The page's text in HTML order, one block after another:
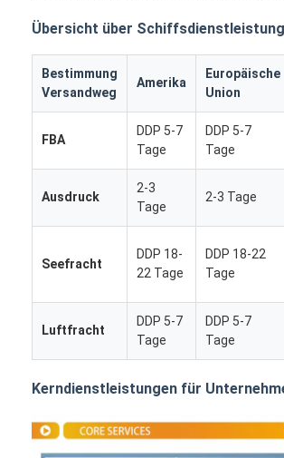
Übersicht über
Bestimmung
Versandweg
Amerika
Europäische
Union
FBA
DDP 5-7
Tage
DDP 5-7
Tage
Ausdruck
2-3
Tage
2-3 Tage
Seefracht
DDP 18-
22 Tage
DDP 18-22
Tage
Luftfracht
DDP 5-7
Tage
DDP 5-7
Tage
Kerndienstleistungen für